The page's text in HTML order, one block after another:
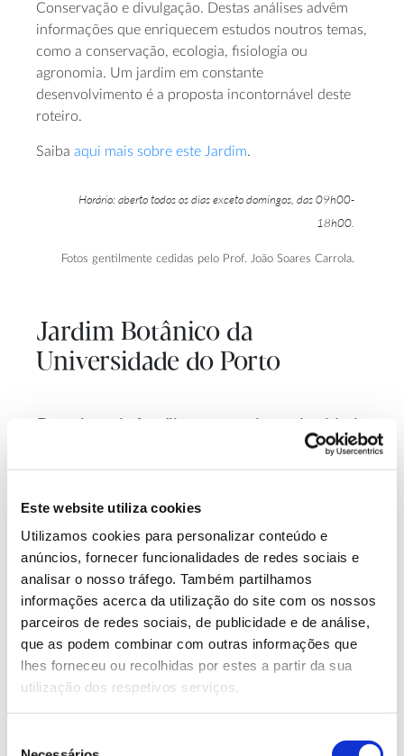
Este website utiliza cookies
Utilizamos cookies para personalizar conteúdo e
anúncios, fornecer funcionalidades de redes sociais e
analisar o nosso tráfego. Também partilhamos
informações acerca da utilização do site com os nossos
parceiros de redes sociais, de publicidade e de análise,
que as podem combinar com outras informações que
lhes forneceu ou recolhidas por estes a partir da sua
utilização dos respetivos serviços.
Conservação e divulgação. Destas análises advêm
informações que enriquecem estudos noutros temas,
como a conservação, ecologia, fisiologia ou
agronomia. Um jardim em constante
desenvolvimento é a proposta incontornável deste
roteiro.
Saiba aqui mais sobre este Jardim.
Horário: aberto todos os dias exceto domingos, das 09h00-
18h00.
Fotos gentilmente cedidas pelo Prof. João Soares Carrola.
Jardim Botânico da
Universidade do Porto
De quinta de família nos arredores da cidade
a jardim botânico no coração da cidade do
reúne 400 espécies de plantas e a sua
manutenção exímia foi premiada.
OJardim Botânico da Universidade do Porto
também conhecido por Jardim Botânico Gonçalo
Sampaio, nasceu em 1951, na Quinta do Porto
Alegre, na altura, uma quinta familiar. Da área inicial
restaram 4 hectares com os jardins originais da
quinta e parte dos campos de cultivo e mata, nos